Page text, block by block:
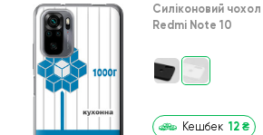
Силіконовий чохол
Redmi Note 10
Кешбек 12 ₴